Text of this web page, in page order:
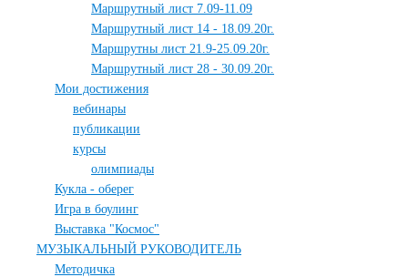
Маршрутный лист 7.09-11.09
Маршрутный лист 14 - 18.09.20г.
Маршрутны лист 21.9-25.09.20г.
Маршрутный лист 28 - 30.09.20г.
Мои достижения
вебинары
публикации
курсы
олимпиады
Кукла - оберег
Игра в боулинг
Выставка "Космос"
МУЗЫКАЛЬНЫЙ РУКОВОДИТЕЛЬ
Методичка